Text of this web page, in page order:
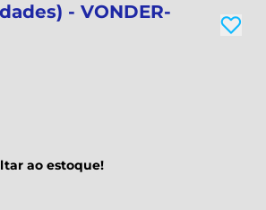
- VONDER-
ao estoque!